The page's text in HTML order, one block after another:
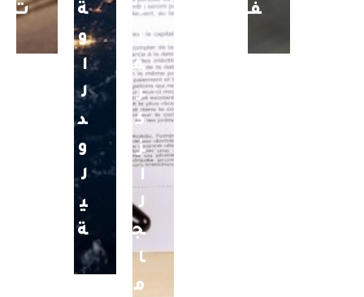
ف
ل
ل
م
ر
ك
ز
ا
ل
ج
ا
م
ة
و
ا
ل
د
و
ل
ي
ة
ت